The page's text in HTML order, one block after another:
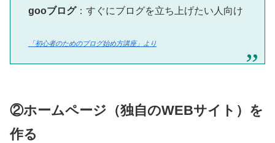
gooブログ：すぐにブログを立ち上げたい人向け
「初心者のためのブログ始め方講座」より
②ホームページ（独自のWEBサイト）を
作る